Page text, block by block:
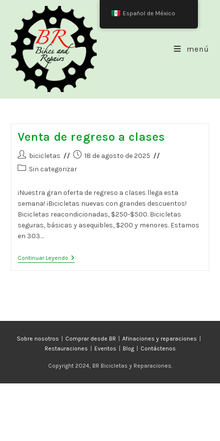
contenido
menú
Venta de regreso a clases
Autor
de
bicicletas
Publicación
18 de agosto de 2025
Categoría
la
Sin categorizar
¡Nuestra gran oferta de regreso a clases llega esta
semana! ¡Bicicletas nuevas con grandes descuentos!
Bicicletas reacondicionadas, $250-$500. Bicicletas
seguras, básicas y asequibles, $200 y menores. Estamos
en 303…
Continuar LeyendoVenta
De
Sobre nosotros Comprar desde BR
Afinaciones y reparaciones
Restauraciones
Eventos Blog Contáctenos
Copyright 2024, BR Bicicletas y Reparaciones.
Español de México